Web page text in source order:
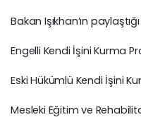
Bakan Işıkhan’ın
Engelli Kendi İşini Kurma
Eski Hükümlü Kendi İşini
Mesleki Eğitim ve